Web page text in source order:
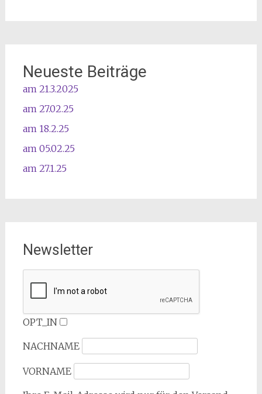
Neueste Beiträge
am 21.3.2025
am 27.02.25
am 18.2.25
am 05.02.25
am 27.1.25
Newsletter
OPT_IN
NACHNAME
VORNAME